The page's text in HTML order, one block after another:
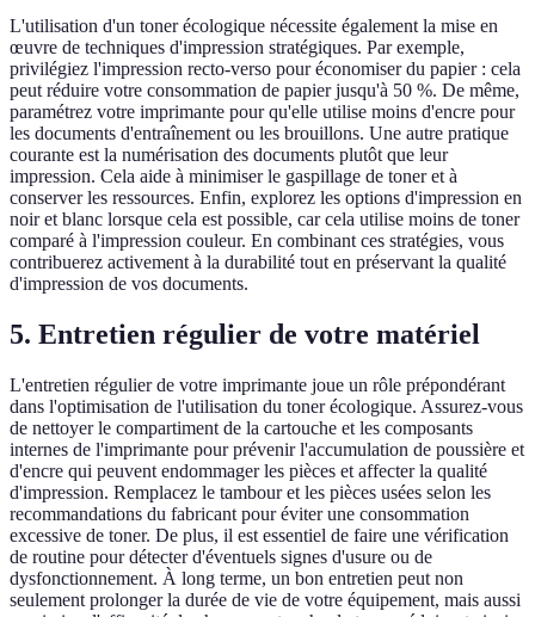
L'utilisation d'un toner écologique nécessite également la mise en
œuvre de techniques d'impression stratégiques. Par exemple,
privilégiez l'impression recto-verso pour économiser du papier : cela
peut réduire votre consommation de papier jusqu'à 50 %. De même,
paramétrez votre imprimante pour qu'elle utilise moins d'encre pour
les documents d'entraînement ou les brouillons. Une autre pratique
courante est la numérisation des documents plutôt que leur
impression. Cela aide à minimiser le gaspillage de toner et à
conserver les ressources. Enfin, explorez les options d'impression en
noir et blanc lorsque cela est possible, car cela utilise moins de toner
comparé à l'impression couleur. En combinant ces stratégies, vous
contribuerez activement à la durabilité tout en préservant la qualité
d'impression de vos documents.
5. Entretien régulier de votre matériel
L'entretien régulier de votre imprimante joue un rôle prépondérant
dans l'optimisation de l'utilisation du toner écologique. Assurez-vous
de nettoyer le compartiment de la cartouche et les composants
internes de l'imprimante pour prévenir l'accumulation de poussière et
d'encre qui peuvent endommager les pièces et affecter la qualité
d'impression. Remplacez le tambour et les pièces usées selon les
recommandations du fabricant pour éviter une consommation
excessive de toner. De plus, il est essentiel de faire une vérification
de routine pour détecter d'éventuels signes d'usure ou de
dysfonctionnement. À long terme, un bon entretien peut non
seulement prolonger la durée de vie de votre équipement, mais aussi